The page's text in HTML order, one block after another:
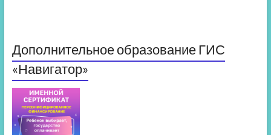
Дополнительное образование ГИС
«Навигатор»